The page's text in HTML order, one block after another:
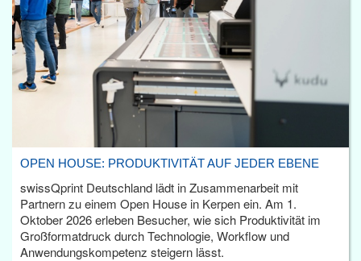
OPEN HOUSE: PRODUKTIVITÄT AUF JEDER EBENE
swissQprint Deutschland lädt in Zusammenarbeit mit
Partnern zu einem Open House in Kerpen ein. Am 1.
Oktober 2026 erleben Besucher, wie sich Produktivität im
Großformatdruck durch Technologie, Workflow und
Anwendungskompetenz steigern lässt.